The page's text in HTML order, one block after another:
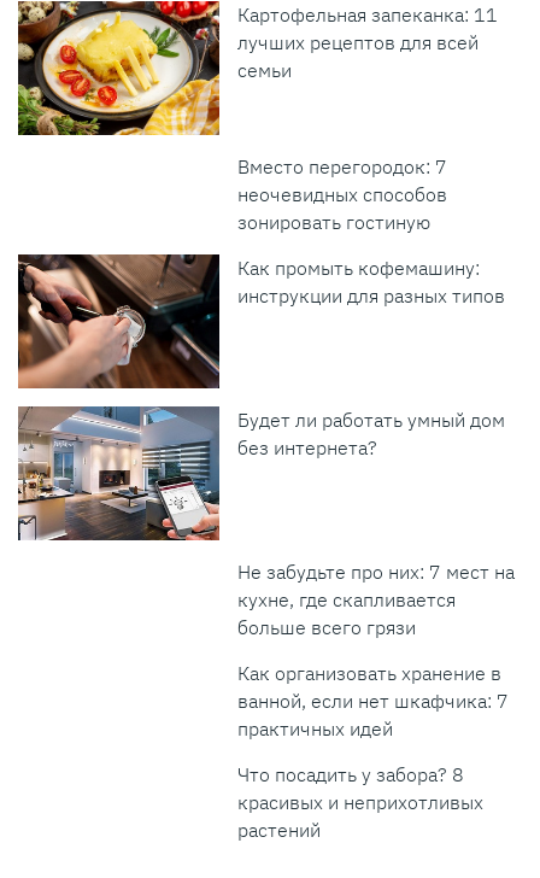
Картофельная запеканка: 11
лучших рецептов для всей
семьи
Вместо перегородок: 7
неочевидных способов
зонировать гостиную
Как промыть кофемашину:
инструкции для разных типов
Будет ли работать умный дом
без интернета?
Не забудьте про них: 7 мест на
кухне, где скапливается
больше всего грязи
Как организовать хранение в
ванной, если нет шкафчика: 7
практичных идей
Что посадить у забора? 8
красивых и неприхотливых
растений